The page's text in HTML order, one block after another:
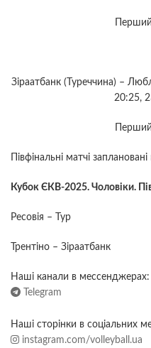
Зіраатбанк (Туреччина) –
20:25,
Півфінальні матчі
Кубок ЄКВ-2025. Чоловіки.
Ресовія – Тур
Трентіно – Зіраатбанк
Наші канали в мессенджерах:
Telegram
Наші сторінки в соціальних
instagram.com/volleyball.ua